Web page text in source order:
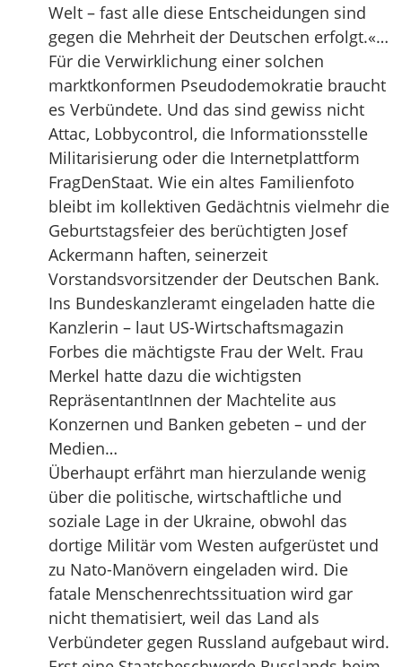
Welt – fast alle diese Entscheidungen sind
gegen die Mehrheit der Deutschen erfolgt.«…
Für die Verwirklichung einer solchen
marktkonformen Pseudodemokratie braucht
es Verbündete. Und das sind gewiss nicht
Attac, Lobbycontrol, die Informationsstelle
Militarisierung oder die Internetplattform
FragDenStaat. Wie ein altes Familienfoto
bleibt im kollektiven Gedächtnis vielmehr die
Geburtstagsfeier des berüchtigten Josef
Ackermann haften, seinerzeit
Vorstandsvorsitzender der Deutschen Bank.
Ins Bundeskanzleramt eingeladen hatte die
Kanzlerin – laut US-Wirtschaftsmagazin
Forbes die mächtigste Frau der Welt. Frau
Merkel hatte dazu die wichtigsten
RepräsentantInnen der Machtelite aus
Konzernen und Banken gebeten – und der
Medien…
Überhaupt erfährt man hierzulande wenig
über die politische, wirtschaftliche und
soziale Lage in der Ukraine, obwohl das
dortige Militär vom Westen aufgerüstet und
zu Nato-Manövern eingeladen wird. Die
fatale Menschenrechtssituation wird gar
nicht thematisiert, weil das Land als
Verbündeter gegen Russland aufgebaut wird.